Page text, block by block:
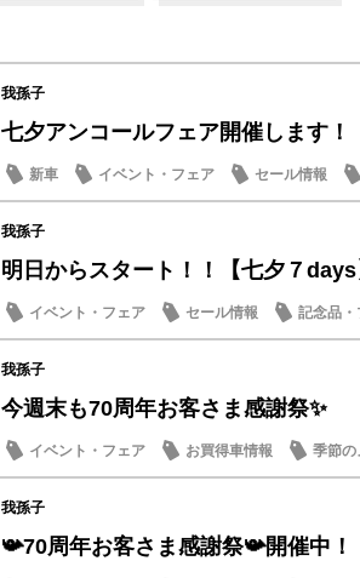
我孫子
七夕アンコールフェア開催します！
新車 イベント・フェア セール情報
我孫子
明日からスタート！！【七夕７
イベント・フェア セール情報
記念品・
日産のお店
我孫子
今週末も70周年お客さま感謝祭✨
イベント・フェア お買得車情報 季節の
我孫子
📯70周年お客さま感謝祭📯開催中！